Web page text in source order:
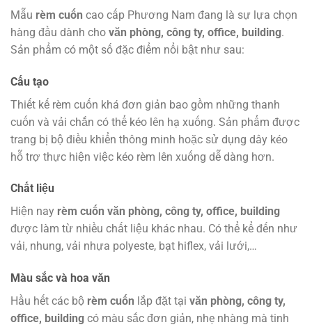
Mẫu rèm cuốn cao cấp Phương Nam đang là sự lựa chọn
hàng đầu dành cho văn phòng, công ty, office, building.
Sản phẩm có một số đặc điểm nổi bật như sau:
Cấu tạo
Thiết kế rèm cuốn khá đơn giản bao gồm những thanh
cuốn và vải chắn có thể kéo lên hạ xuống. Sản phẩm được
trang bị bộ điều khiển thông minh hoặc sử dụng dây kéo
hỗ trợ thực hiện việc kéo rèm lên xuống dễ dàng hơn.
Chất liệu
Hiện nay rèm cuốn văn phòng, công ty, office, building
được làm từ nhiều chất liệu khác nhau. Có thể kể đến như
vải, nhung, vải nhựa polyeste, bạt hiflex, vải lưới,…
Màu sắc và hoa văn
Hầu hết các bộ rèm cuốn lắp đặt tại văn phòng, công ty,
office, building có màu sắc đơn giản, nhẹ nhàng mà tinh